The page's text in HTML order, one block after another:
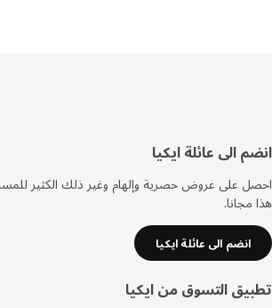
الى عائلة ايكيا
على عروض حصرية وإلهام وغير ذلك الكثير
انضم الى عائلة ايكيا
التسوق من ايكيا